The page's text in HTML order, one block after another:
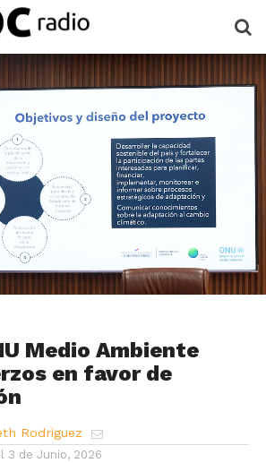
Medio Ambiente
en favor de
Rodriguez
3 de Junio, 2026